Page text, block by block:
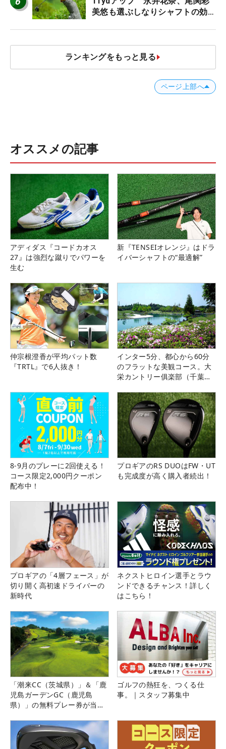
美悠も選ぶしなりシャフトの効果
ランキングをもっと見る
ページ上部へ
オススメの記事
アディダス『コードカオス
27』は強烈な蹴りでパワーを
生む
新『TENSEIオレンジ』はドラ
イバーシャフトの“最適解”
仲宗根澄香が平均パット数
『TRTL』で6人抜き！
インター5分、都心から60分
のフラットな美観コース。大
栄カントリー俱楽部（千葉
8-9月のプレーに2回使える！
コース限定2,000円クーポン
配布中！
プロギアのRS DUOはFW・UT
も完成度が高く購入者続出！
プロギアの「4層フェース」が
切り開く高初速ドライバーの
新時代
ネクストヒロイン選手とラウ
ンドできるチャンス！詳しく
はこちら！
「潮来CC（茨城県）」＆「鹿
児島ガーデンGC（鹿児島
県）」の無料プレー券が当た
ゴルフの熱狂を、つくる仕
事。｜スタッフ募集中